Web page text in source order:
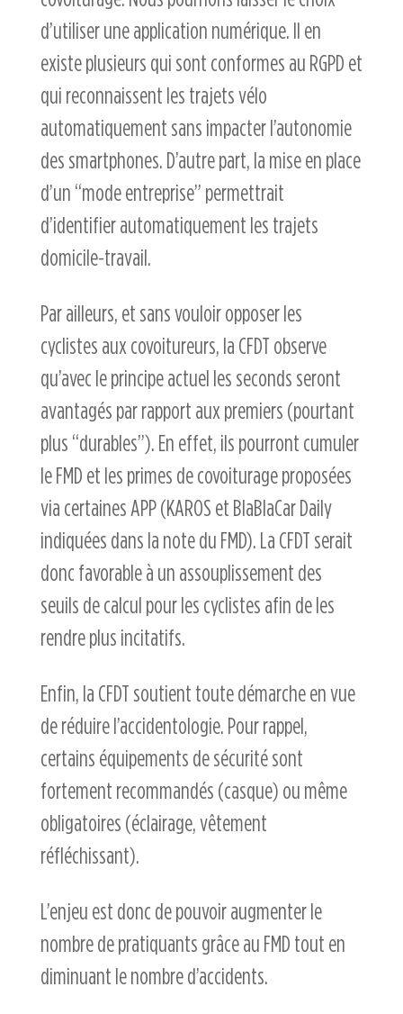
d’utiliser une application numérique. Il en
existe plusieurs qui sont conformes au RGPD et
qui reconnaissent les trajets vélo
automatiquement sans impacter l’autonomie
des smartphones. D’autre part, la mise en place
d’un “mode entreprise” permettrait
d’identifier automatiquement les trajets
domicile-travail.
Par ailleurs, et sans vouloir opposer les
cyclistes aux covoitureurs, la CFDT observe
qu’avec le principe actuel les seconds seront
avantagés par rapport aux premiers (pourtant
plus “durables”). En effet, ils pourront cumuler
le FMD et les primes de covoiturage proposées
via certaines APP (KAROS et BlaBlaCar Daily
indiquées dans la note du FMD). La CFDT serait
donc favorable à un assouplissement des
seuils de calcul pour les cyclistes afin de les
rendre plus incitatifs.
Enfin, la CFDT soutient toute démarche en vue
de réduire l’accidentologie. Pour rappel,
certains équipements de sécurité sont
fortement recommandés (casque) ou même
obligatoires (éclairage, vêtement
réfléchissant).
L’enjeu est donc de pouvoir augmenter le
nombre de pratiquants grâce au FMD tout en
diminuant le nombre d’accidents.